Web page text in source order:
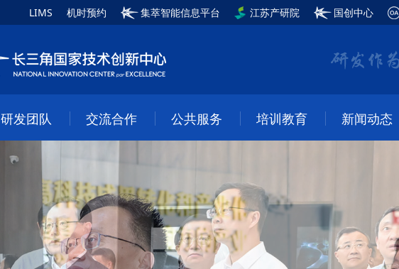
国创中心
江苏产研院
集萃智能信息平台
机时预约
LIMS
研发团队 交流合作 公共服务 培训教育 新闻动态